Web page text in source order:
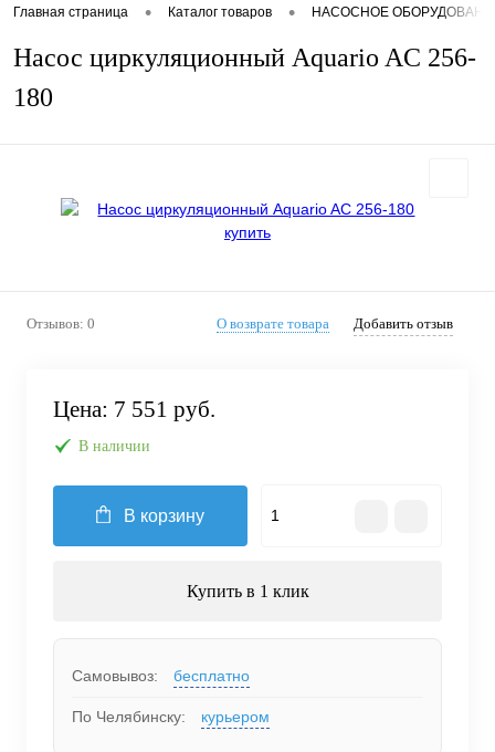
Главная страница • Каталог товаров • НАСОСНОЕ
Насос циркуляционный Aquario AC 256-
180
Отзывов: 0 О возврате товара Добавить отзыв
Цена: 7 551 руб.
В наличии
В корзину
Купить в 1 клик
Самовывоз: бесплатно
По Челябинску: курьером